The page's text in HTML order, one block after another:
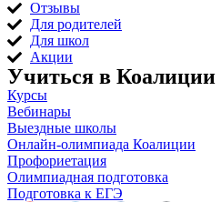
Отзывы
Для родителей
Для школ
Акции
Учиться в Коалиции
Курсы
Вебинары
Выездные школы
Онлайн-олимпиада Коалиции
Профориетация
Олимпиадная подготовка
Подготовка к ЕГЭ